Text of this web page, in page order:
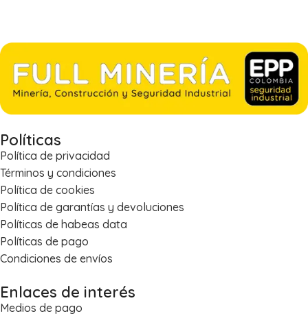
Políticas
Política de privacidad
Términos y condiciones
Política de cookies
Política de garantías y devoluciones
Políticas de habeas data
Políticas de pago
Condiciones de envíos
Enlaces de interés
Medios de pago